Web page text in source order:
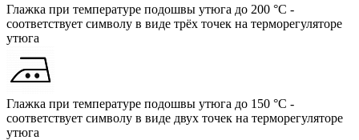
Глажка при температуре подошвы утюга до 200 °C -
соответствует символу в виде трёх точек на терморегуляторе
утюга
Глажка при температуре подошвы утюга до 150 °C -
соответствует символу в виде двух точек на терморегуляторе
утюга